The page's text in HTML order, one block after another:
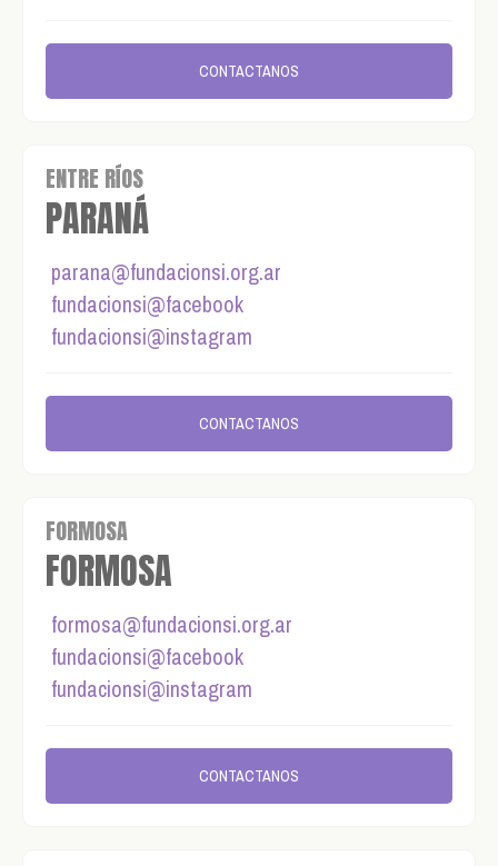
CONTACTANOS
ENTRE RÍOS
PARANÁ
parana@fundacionsi.org.ar
fundacionsi@facebook
fundacionsi@instagram
CONTACTANOS
FORMOSA
FORMOSA
formosa@fundacionsi.org.ar
fundacionsi@facebook
fundacionsi@instagram
CONTACTANOS